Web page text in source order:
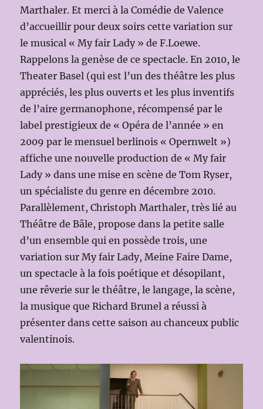
Marthaler. Et merci à la Comédie de Valence
d’accueillir pour deux soirs cette variation sur
le musical « My fair Lady » de F.Loewe.
Rappelons la genèse de ce spectacle. En 2010, le
Theater Basel (qui est l’un des théâtre les plus
appréciés, les plus ouverts et les plus inventifs
de l’aire germanophone, récompensé par le
label prestigieux de « Opéra de l’année » en
2009 par le mensuel berlinois « Opernwelt »)
affiche une nouvelle production de « My fair
Lady » dans une mise en scène de Tom Ryser,
un spécialiste du genre en décembre 2010.
Parallèlement, Christoph Marthaler, très lié au
Théâtre de Bâle, propose dans la petite salle
d’un ensemble qui en possède trois, une
variation sur My fair Lady, Meine Faire Dame,
un spectacle à la fois poétique et désopilant,
une rêverie sur le théâtre, le langage, la scène,
la musique que Richard Brunel a réussi à
présenter dans cette saison au chanceux public
valentinois.